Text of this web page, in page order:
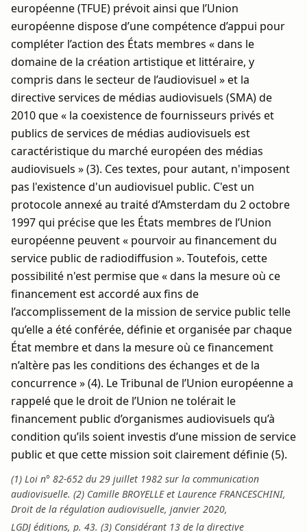
européenne (TFUE) prévoit ainsi que l’Union
européenne dispose d’une compétence d’appui pour
compléter l’action des États membres « dans le
domaine de la création artistique et littéraire, y
compris dans le secteur de l’audiovisuel » et la
directive services de médias audiovisuels (SMA) de
2010 que « la coexistence de fournisseurs privés et
publics de services de médias audiovisuels est
caractéristique du marché européen des médias
audiovisuels » (3). Ces textes, pour autant, n'imposent
pas l'existence d'un audiovisuel public. C'est un
protocole annexé au traité d’Amsterdam du 2 octobre
1997 qui précise que les États membres de l’Union
européenne peuvent « pourvoir au financement du
service public de radiodiffusion ». Toutefois, cette
possibilité n'est permise que « dans la mesure où ce
financement est accordé aux fins de
l’accomplissement de la mission de service public telle
qu’elle a été conférée, définie et organisée par chaque
État membre et dans la mesure où ce financement
n’altère pas les conditions des échanges et de la
concurrence » (4). Le Tribunal de l’Union européenne a
rappelé que le droit de l’Union ne tolérait le
financement public d’organismes audiovisuels qu’à
condition qu’ils soient investis d’une mission de service
public et que cette mission soit clairement définie (5).
(1) Loi n° 82-652 du 29 juillet 1982 sur la communication
audiovisuelle. (2) Camille BROYELLE et Laurence FRANCESCHINI,
Droit de la régulation audiovisuelle, janvier 2020,
LGDJ éditions, p. 43. (3) Considérant 13 de la directive